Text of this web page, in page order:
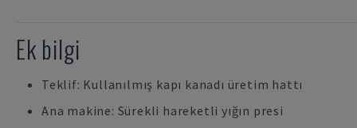
Ek bilgi
Teklif: Kullanılmış kapı kanadı üretim hattı
Ana makine: Sürekli hareketli yığın presi